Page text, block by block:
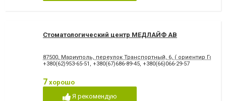
Удаление постоянного зуба
Фторирование зубов и
восстановление эмали
реставрация зубов
Шинирование зубов
Элайнеры
Стоматологический центр МЕДЛАЙФ АВ
87500, Мариуполь, переулок Транспортный, 6, ( ориентир
+380(62)953-65-51 , +380(67)686-89-45, +380(66)066-29-57
7 хорошо
Я рекомендую